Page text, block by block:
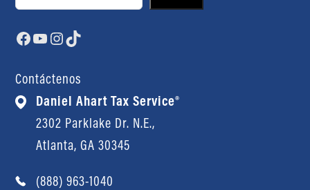
Facebook
YouTube
Instagram
TikTok
Contáctenos
Daniel Ahart Tax Service®
2302 Parklake Dr. N.E.,
Atlanta, GA 30345
(888) 963-1040